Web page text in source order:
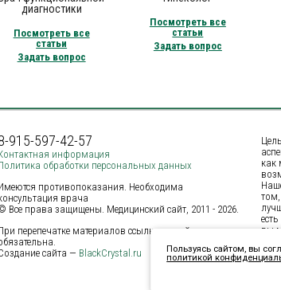
диагностики
Посмотреть все
статьи
Задать вопрос
Посмотреть все
статьи
Задать вопрос
915-597-42-57
информация
обработки персональных данных
противопоказания. Необходима
врача
Все права защищены. Медицинский сайт, 2011 - 2026.
перепечатке материалов ссылка на сайт
сайта — BlackCrystal.ru
как
вы
Пользуясь сайтом, вы
политикой